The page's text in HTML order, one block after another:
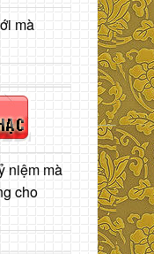
mà
niệm mà
cho